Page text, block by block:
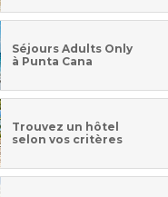
Séjours Adults Only
à Punta Cana
Trouvez un hôtel
selon vos critères